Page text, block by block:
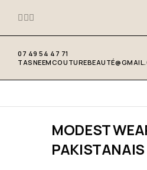
07 49 54 47 71
MODEST
PAKISTANAIS